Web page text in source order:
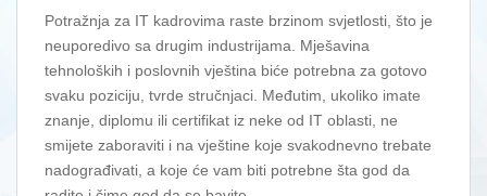
Potražnja za IT kadrovima raste brzinom svjetlosti, što je
neuporedivo sa drugim industrijama. Mješavina
tehnoloških i poslovnih vještina biće potrebna za gotovo
svaku poziciju, tvrde stručnjaci. Međutim, ukoliko imate
znanje, diplomu ili certifikat iz neke od IT oblasti, ne
smijete zaboraviti i na vještine koje svakodnevno trebate
nadograđivati, a koje će vam biti potrebne šta god da